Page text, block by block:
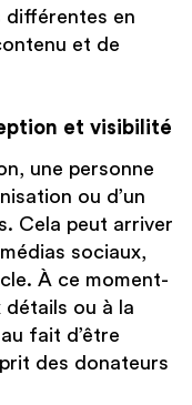
différentes en
et de
et visibilité
une personne
ou d’un
Cela peut arriver
sociaux,
À ce moment-
détails ou à la
fait d’être
des donateurs